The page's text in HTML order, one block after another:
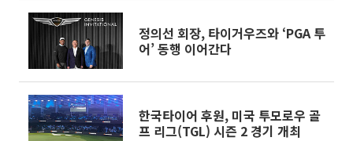
정의선 회장, 타이거우즈와 ‘PGA 투
어’ 동행 이어간다
한국타이어 후원, 미국 투모로우 골
프 리그(TGL) 시즌 2 경기 개최